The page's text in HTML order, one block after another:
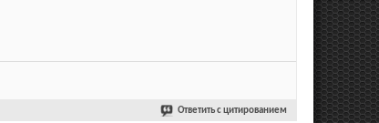
Ответить с цитированием